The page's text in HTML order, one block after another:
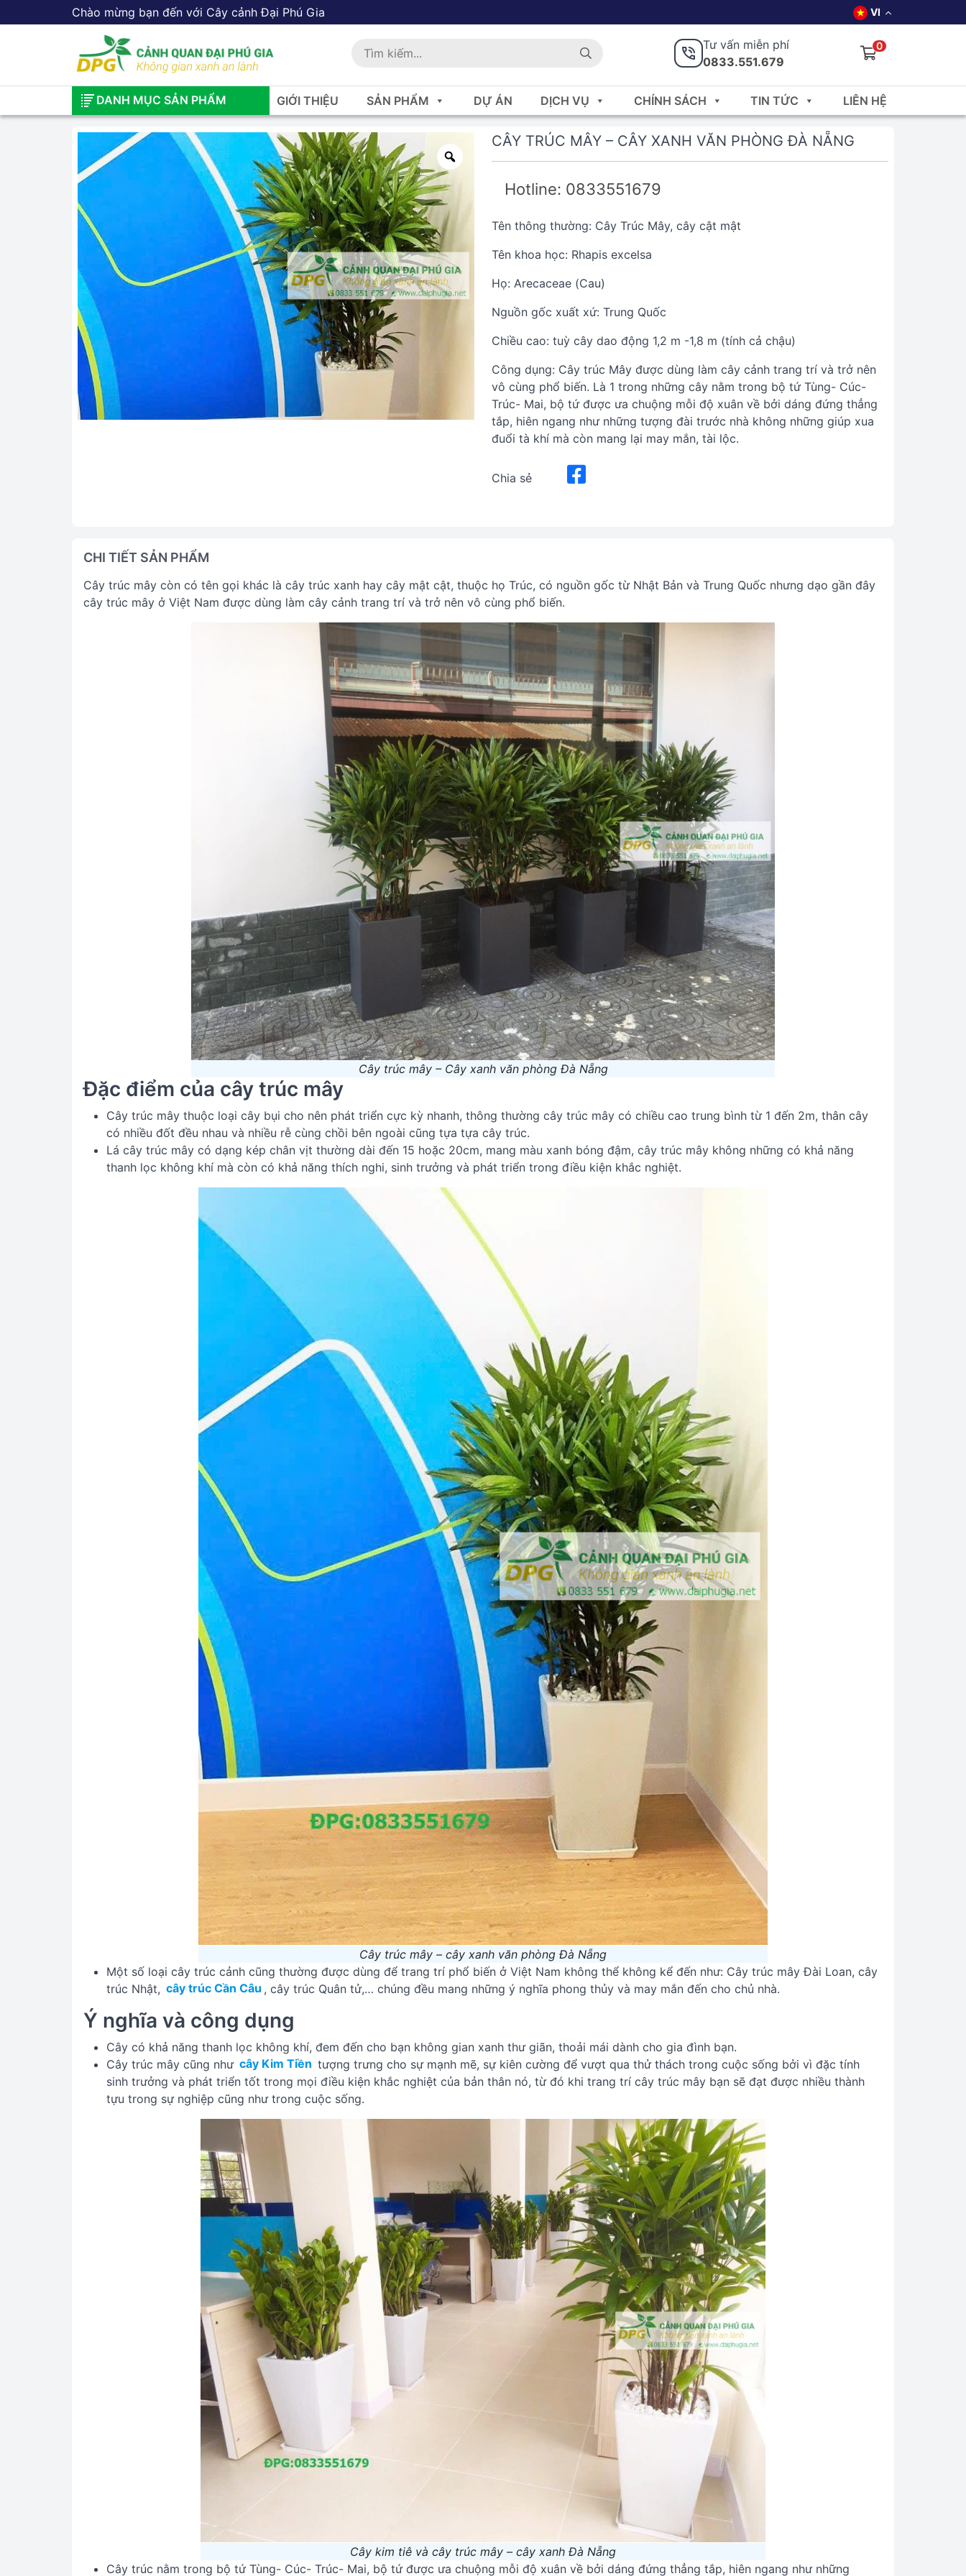
Chào mừng bạn đến với Cây cảnh Đại Phú Gia VI
Tư vấn miễn phí
0833.551.679
0
DANH MỤC SẢN PHẨM GIỚI THIỆU SẢN PHẨM DỰ ÁN DỊCH VỤ CHÍNH SÁCH TIN TỨC LIÊN HỆ
CÂY TRÚC MÂY – CÂY XANH VĂN PHÒNG ĐÀ NẴNG
Hotline: 0833551679
Tên thông thường: Cây Trúc Mây, cây cật mật
Tên khoa học: Rhapis excelsa
Họ: Arecaceae (Cau)
Nguồn gốc xuất xứ: Trung Quốc
Chiều cao: tuỳ cây dao động 1,2 m -1,8 m (tính cả chậu)
Công dụng: Cây trúc Mây được dùng làm cây cảnh trang trí và trở nên
vô cùng phổ biến. Là 1 trong những cây nằm trong bộ tứ Tùng- Cúc-
Trúc- Mai, bộ tứ được ưa chuộng mỗi độ xuân về bởi dáng đứng thẳng
tắp, hiên ngang như những tượng đài trước nhà không những giúp xua
đuổi tà khí mà còn mang lại may mắn, tài lộc.
Chia sẻ
CHI TIẾT SẢN PHẨM
Cây trúc mây còn có tên gọi khác là cây trúc xanh hay cây mật cật, thuộc họ Trúc, có nguồn gốc từ Nhật Bản và Trung Quốc nhưng dạo gần đây
cây trúc mây ở Việt Nam được dùng làm cây cảnh trang trí và trở nên vô cùng phổ biến.
Cây trúc mây – Cây xanh văn phòng Đà Nẵng
Đặc điểm của cây trúc mây
Cây trúc mây thuộc loại cây bụi cho nên phát triển cực kỳ nhanh, thông thường cây trúc mây có chiều cao trung bình từ 1 đến 2m, thân cây
có nhiều đốt đều nhau và nhiều rễ cùng chồi bên ngoài cũng tựa tựa cây trúc.
Lá cây trúc mây có dạng kép chân vịt thường dài đến 15 hoặc 20cm, mang màu xanh bóng đậm, cây trúc mây không những có khả năng
thanh lọc không khí mà còn có khả năng thích nghi, sinh trưởng và phát triển trong điều kiện khắc nghiệt.
Cây trúc mây – cây xanh văn phòng Đà Nẵng
Một số loại cây trúc cảnh cũng thường được dùng để trang trí phổ biến ở Việt Nam không thể không kể đến như: Cây trúc mây Đài Loan, cây
trúc Nhật, cây trúc Cần Câu , cây trúc Quân tử,… chúng đều mang những ý nghĩa phong thủy và may mắn đến cho chủ nhà.
Ý nghĩa và công dụng
Cây có khả năng thanh lọc không khí, đem đến cho bạn không gian xanh thư giãn, thoải mái dành cho gia đình bạn.
Cây trúc mây cũng như cây Kim Tiền tượng trưng cho sự mạnh mẽ, sự kiên cường để vượt qua thử thách trong cuộc sống bởi vì đặc tính
sinh trưởng và phát triển tốt trong mọi điều kiện khắc nghiệt của bản thân nó, từ đó khi trang trí cây trúc mây bạn sẽ đạt được nhiều thành
tựu trong sự nghiệp cũng như trong cuộc sống.
Cây kim tiê và cây trúc mây – cây xanh Đà Nẵng
Cây trúc nằm trong bộ tứ Tùng- Cúc- Trúc- Mai, bộ tứ được ưa chuộng mỗi độ xuân về bởi dáng đứng thẳng tắp, hiên ngang như những